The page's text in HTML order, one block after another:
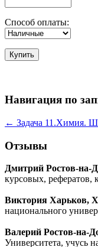
Способ оплаты:
Навигация по
← Задача 11.Химия.
Отзывы
Дмитрий Ростов-на-
курсовых, рефератов,
Виктория Харьков,
национального
Валерий Ростов-на-
Университета, учусь